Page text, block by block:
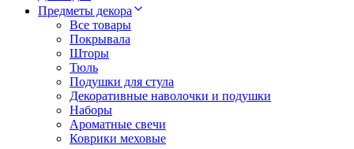
Предметы декора
Все товары
Покрывала
Шторы
Тюль
Подушки для стула
Декоративные наволочки и подушки
Наборы
Ароматные свечи
Коврики меховые